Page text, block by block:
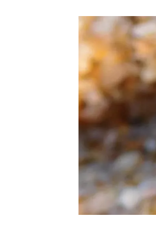
Equidad, Diversidad e Inclusión (EDI)
Ciencia abierta y gestión del
Documentación
NOTICIAS Y AGENDA
Funcionamiento de los ecosistemas